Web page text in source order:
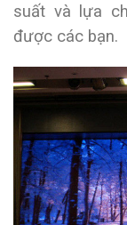
suất và lựa
được các bạn.